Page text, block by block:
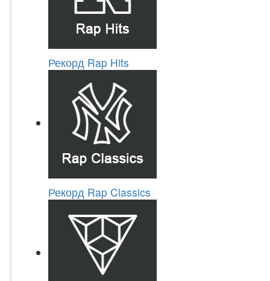
Рекорд Rap Hits
Рекорд Rap Classics